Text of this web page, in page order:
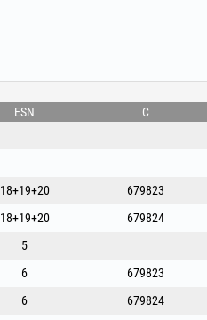
ESN
C
18+19+20 679823
18+19+20 679824
5
6 679823
6 679824